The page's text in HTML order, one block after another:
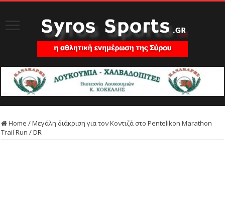
Home /Μεγάλη διάκριση για τον Κοντιζά στο Pentelikon Marathon
Trail Run /DR